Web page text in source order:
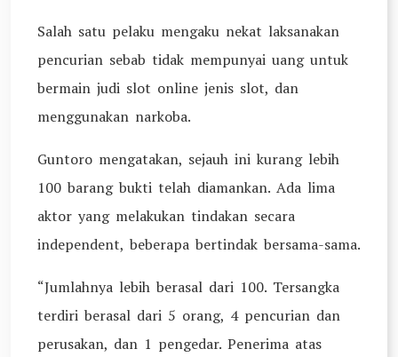
Salah satu pelaku mengaku nekat laksanakan
pencurian sebab tidak mempunyai uang untuk
bermain judi slot online jenis slot, dan
menggunakan narkoba.
Guntoro mengatakan, sejauh ini kurang lebih
100 barang bukti telah diamankan. Ada lima
aktor yang melakukan tindakan secara
independent, beberapa bertindak bersama-sama.
“Jumlahnya lebih berasal dari 100. Tersangka
terdiri berasal dari 5 orang, 4 pencurian dan
perusakan, dan 1 pengedar. Penerima atas